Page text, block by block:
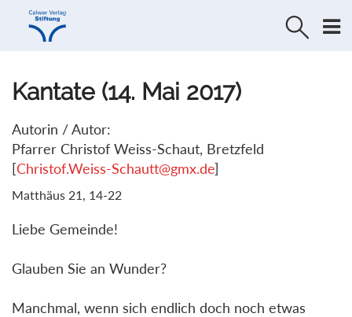
Direkt
Direkt
Kantate (14. Mai 2017)
Autorin / Autor:
Pfarrer Christof Weiss-Schaut, Bretzfeld
[Christof.Weiss-Schautt@gmx.de]
Matthäus 21, 14-22
Liebe Gemeinde!
Glauben Sie an Wunder?
Manchmal, wenn sich endlich doch noch etwas